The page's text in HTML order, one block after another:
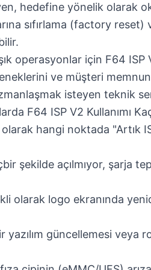
hedefine yönelik olarak
sıfırlama (factory reset)
operasyonlar için F64 ISP
ve müşteri
isteyen teknik
F64 ISP V2 Kullanımı
hangi noktada "Artık
şekilde açılmıyor, şarja
olarak logo ekranında
yazılım güncellemesi